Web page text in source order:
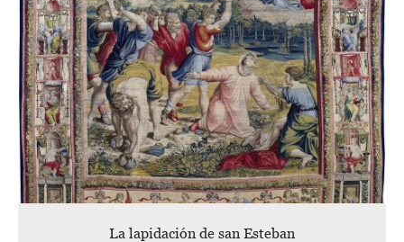
La lapidación de san Esteban